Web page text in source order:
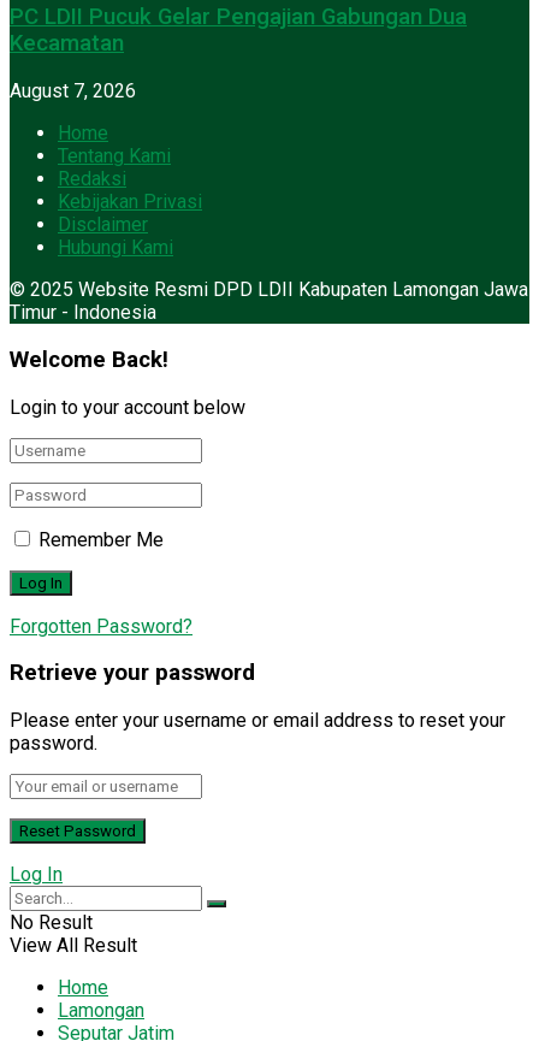
PC LDII Pucuk Gelar Pengajian Gabungan Dua
Kecamatan
August 7, 2026
Home
Tentang Kami
Redaksi
Kebijakan Privasi
Disclaimer
Hubungi Kami
© 2025 Website Resmi DPD LDII Kabupaten Lamongan Jawa
Timur - Indonesia
Welcome Back!
Login to your account below
Remember Me
Forgotten Password?
Retrieve your password
Please enter your username or email address to reset your
password.
Log In
No Result
View All Result
Home
Lamongan
Seputar Jatim